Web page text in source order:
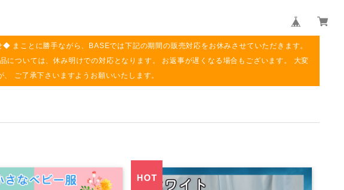
ことに勝手ながら、BASEでは下記の期間の販売対応をお休みさせていただきます。
ついては、休み明けでの対応となります。 お返事が遅くなる場合もございます。 大変
、 ご了承下さいますようお願いいたします。